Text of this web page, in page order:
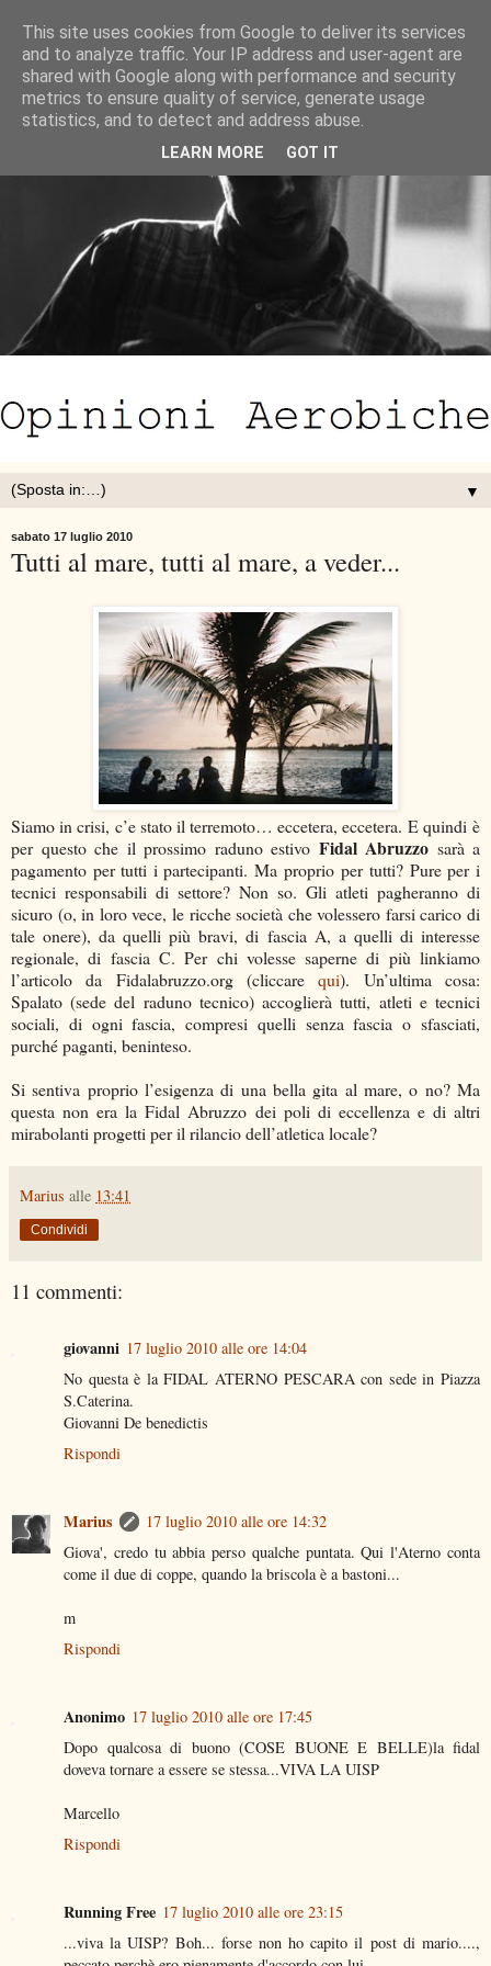
▼
sabato 17 luglio 2010
Tutti al mare, tutti al mare, a veder...
Siamo in crisi, c’e stato il terremoto… eccetera, eccetera. E quindi è
per questo che il prossimo raduno estivo Fidal Abruzzo sarà a
pagamento per tutti i partecipanti. Ma proprio per tutti? Pure per i
tecnici responsabili di settore? Non so. Gli atleti pagheranno di
sicuro (o, in loro vece, le ricche società che volessero farsi carico di
tale onere), da quelli più bravi, di fascia A, a quelli di interesse
regionale, di fascia C. Per chi volesse saperne di più linkiamo
l’articolo da Fidalabruzzo.org (cliccarequi). Un’ultima cosa:
Spalato (sede del raduno tecnico) accoglierà tutti, atleti e tecnici
sociali, di ogni fascia, compresi quelli senza fascia o sfasciati,
purché paganti, beninteso.
Si sentiva proprio l’esigenza di una bella gita al mare, o no? Ma
questa non era la Fidal Abruzzo dei poli di eccellenza e di altri
mirabolanti progetti per il rilancio dell’atletica locale?
Marius alle 13:41
Condividi
11 commenti:
giovanni 17 luglio 2010 alle ore 14:04
No questa è la FIDAL ATERNO PESCARA con sede in Piazza
S.Caterina.
Giovanni De benedictis
Rispondi
Marius
17 luglio 2010 alle ore 14:32
Giova', credo tu abbia perso qualche puntata. Qui l'Aterno conta
come il due di coppe, quando la briscola è a bastoni...
m
Rispondi
Anonimo 17 luglio 2010 alle ore 17:45
Dopo qualcosa di buono (COSE BUONE E BELLE)la fidal
doveva tornare a essere se stessa...VIVA LA UISP
Marcello
Rispondi
Running Free 17 luglio 2010 alle ore 23:15
...viva la UISP? Boh... forse non ho capito il post di mario....,
This site uses cookies from Google to deliver its services
and to analyze traffic. Your IP address and user-agent are
shared with Google along with performance and security
metrics to ensure quality of service, generate usage
statistics, and to detect and address abuse.
LEARN MORE GOT IT